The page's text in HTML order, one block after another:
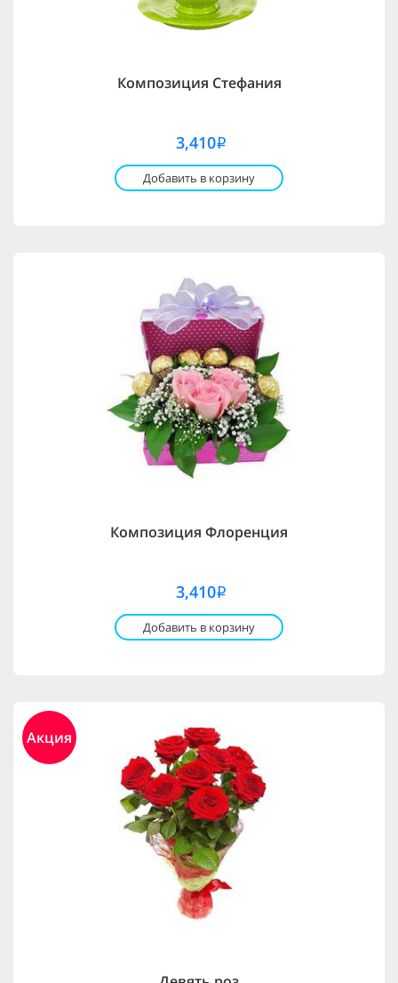
Композиция Стефания
3,410i
Добавить в корзину
Композиция Флоренция
3,410i
Добавить в корзину
Акция